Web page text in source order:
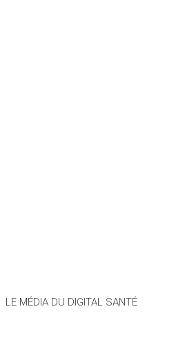
LE MÉDIA DU DIGITAL SANTÉ